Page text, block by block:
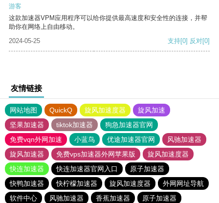
游客
这款加速器VPM应用程序可以给你提供最高速度和安全性的连接，并帮
助你在网络上自由移动。
2024-05-25
支持[0] 反对[0]
友情链接
网站地图 QuickQ 旋风加速度器
旋风加速
坚果加速器
tiktok加速器
狗急加速器官网
免费vqn外网加速
小蓝鸟 优途加速器官网
风驰加速器
旋风加速器
免费vps加速器外网苹果版
旋风加速度器
快连加速器
快连加速器官网入口
原子加速器
快鸭加速器
快柠檬加速器 旋风加速度器
外网网址导航
软件中心
风驰加速器 香蕉加速器
原子加速器